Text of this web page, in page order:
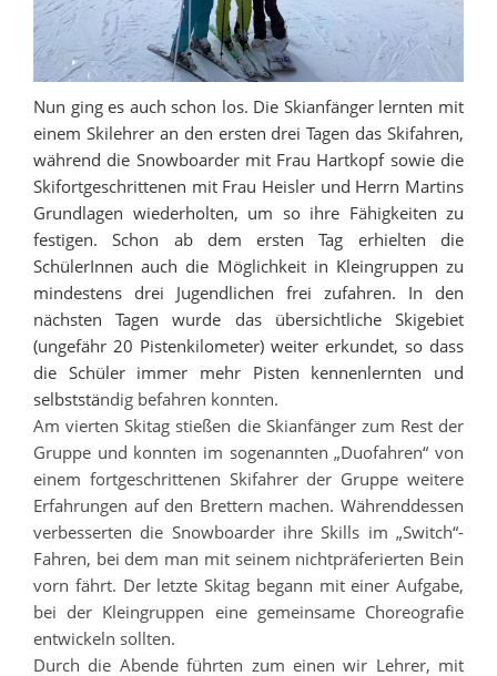
Nun ging es auch schon los. Die Skianfänger lernten mit
einem Skilehrer an den ersten drei Tagen das Skifahren,
während die Snowboarder mit Frau Hartkopf sowie die
Skifortgeschrittenen mit Frau Heisler und Herrn Martins
Grundlagen wiederholten, um so ihre Fähigkeiten zu
festigen. Schon ab dem ersten Tag erhielten die
SchülerInnen auch die Möglichkeit in Kleingruppen zu
mindestens drei Jugendlichen frei zufahren. In den
nächsten Tagen wurde das übersichtliche Skigebiet
(ungefähr 20 Pistenkilometer) weiter erkundet, so dass
die Schüler immer mehr Pisten kennenlernten und
selbstständig befahren konnten.
Am vierten Skitag stießen die Skianfänger zum Rest der
Gruppe und konnten im sogenannten „Duofahren“ von
einem fortgeschrittenen Skifahrer der Gruppe weitere
Erfahrungen auf den Brettern machen. Währenddessen
verbesserten die Snowboarder ihre Skills im „Switch“-
Fahren, bei dem man mit seinem nichtpräferierten Bein
vorn fährt. Der letzte Skitag begann mit einer Aufgabe,
bei der Kleingruppen eine gemeinsame Choreografie
entwickeln sollten.
Durch die Abende führten zum einen wir Lehrer, mit